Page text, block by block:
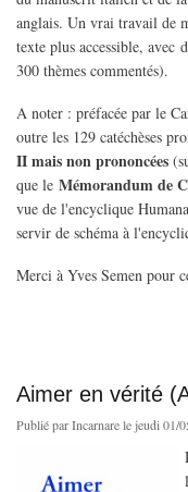
anglais. Un vrai travail de
texte plus accessible, avec
300 thèmes commentés).
A noter : préfacée par le
outre les 129 catéchèses
II mais non prononcées
que le Mémorandum de
vue de l'encyclique
servir de schéma à
Merci à Yves Semen pour
de "La théologie du corps" de
Aimer en vérité
Publié parIncarnarele jeudi 01/